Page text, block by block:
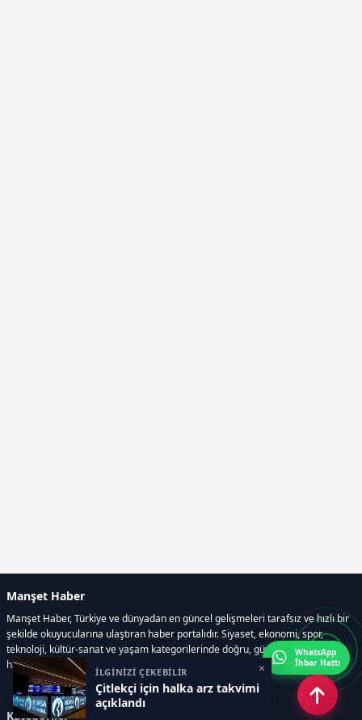
İLGİNİZİ ÇEKEBİLİR
Çitlekçi için halka arz takvimi
açıklandı
×
Manşet Haber
Manşet Haber, Türkiye ve dünyadan en güncel gelişmeleri tarafsız ve hızlı bir
şekilde okuyucularına ulaştıran haber portalıdır. Siyaset, ekonomi, spor,
teknoloji, kültür-sanat ve yaşam kategorilerinde doğru, güvenilir ve anlık
haberler sunar.
Kategoriler
WhatsApp
İhbar Hattı